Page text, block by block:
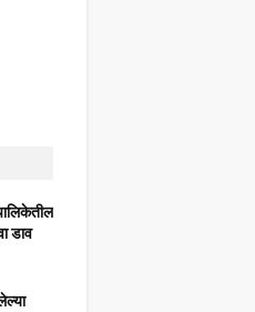
डाव